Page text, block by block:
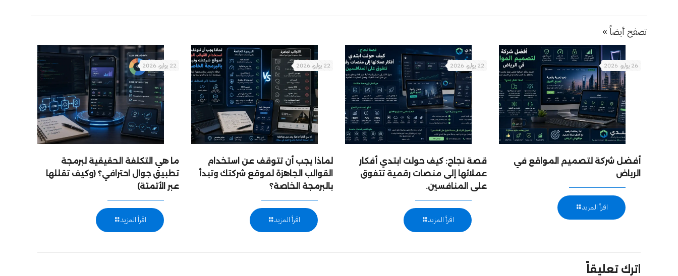
تصفح أيضاً »
26 يوليو، 2026
أفضل شركة لتصميم المواقع في
الرياض
اقرأ المزيد
22 يوليو، 2026
قصة نجاح: كيف حولت ابتدي أفكار
عملائها إلى منصات رقمية تتفوق
على المنافسين.
اقرأ المزيد
22 يوليو، 2026
لماذا يجب أن تتوقف عن استخدام
القوالب الجاهزة لموقع شركتك وتبدأ
بالبرمجة الخاصة؟
اقرأ المزيد
22 يوليو، 2026
ما هي التكلفة الحقيقية لبرمجة
تطبيق جوال احترافي؟ (وكيف تقللها
عبر الأتمتة)
اقرأ المزيد
اترك تعليقاً